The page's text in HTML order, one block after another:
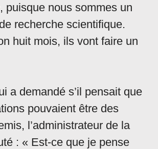
puisque nous sommes un
recherche scientifique.
huit mois, ils vont faire un
a demandé s’il pensait que
pouvaient être des
l’administrateur de la
: « Est-ce que je pense